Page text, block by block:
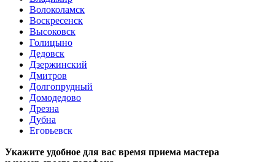
Волоколамск
Воскресенск
Высоковск
Голицыно
Дедовск
Дзержинский
Дмитров
Долгопрудный
Домодедово
Дрезна
Дубна
Егорьевск
Жуковский
Укажите удобное для вас время приема мастера